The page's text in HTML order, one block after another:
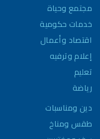
مجتمع وحياة
خدمات حكومية
اقتصاد وأعمال
إعلام وترفيه
تعليم
رياضة
دين ومناسبات
طقس ومناخ